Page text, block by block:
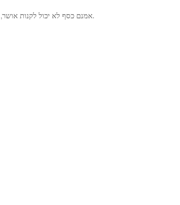
אמנם כסף לא יכול לקנות אושר, אבל הוא בהחלט מאפשר לך לבחור את צורת האומללות שלך.